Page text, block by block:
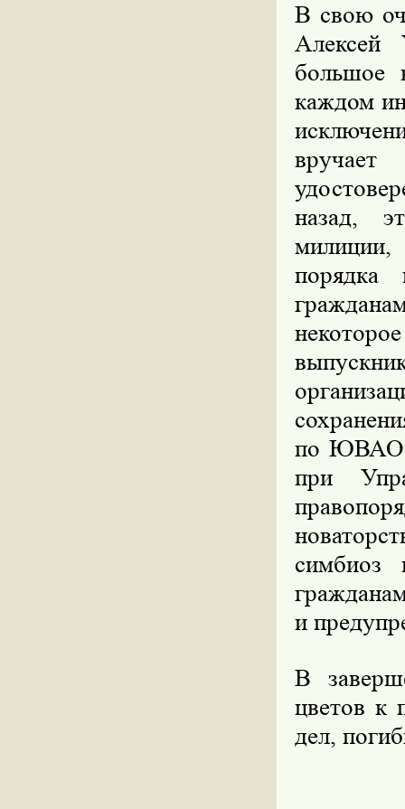
В свою
Алексей
большое
каждом
назад,
милиции,
порядка
по ЮВАО
при
симбиоз
и
В
цветов к
дел,